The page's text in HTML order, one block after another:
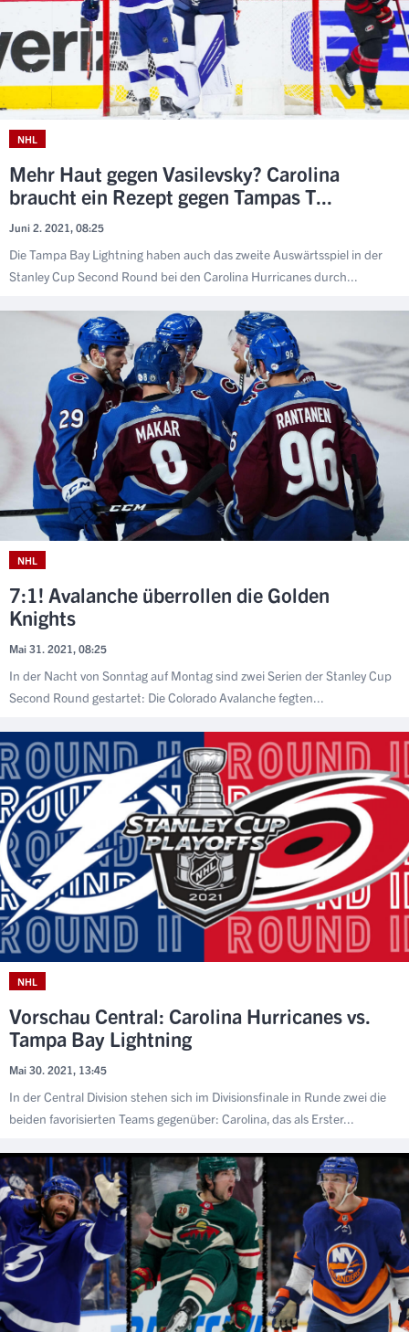
NHL
Mehr Haut gegen Vasilevsky? Carolina
braucht ein Rezept gegen Tampas T...
Juni 2. 2021, 08:25
Die Tampa Bay Lightning haben auch das zweite Auswärtsspiel in der
Stanley Cup Second Round bei den Carolina Hurricanes durch...
NHL
7:1! Avalanche überrollen die Golden
Knights
Mai 31. 2021, 08:25
In der Nacht von Sonntag auf Montag sind zwei Serien der Stanley Cup
Second Round gestartet: Die Colorado Avalanche fegten...
NHL
Vorschau Central: Carolina Hurricanes vs.
Tampa Bay Lightning
Mai 30. 2021, 13:45
In der Central Division stehen sich im Divisionsfinale in Runde zwei die
beiden favorisierten Teams gegenüber: Carolina, das als Erster...